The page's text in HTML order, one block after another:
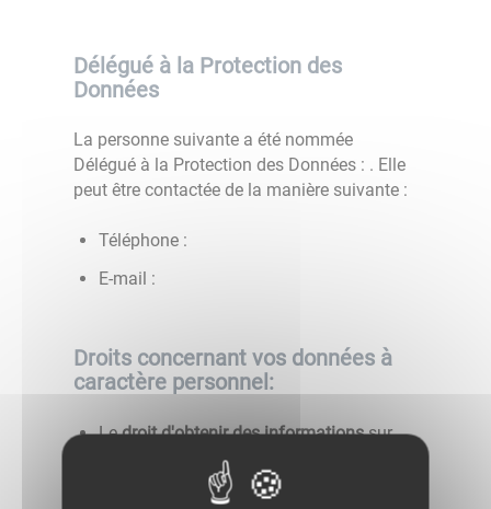
Délégué à la Protection des
Données
La personne suivante a été nommée
Délégué à la Protection des Données : . Elle
peut être contactée de la manière suivante :
Téléphone :
E-mail :
Droits concernant vos données à
caractère personnel:
Ledroit d'obtenir des informationssur
les données que nous détenons sur vous
et les traitements mis en œuvre ;